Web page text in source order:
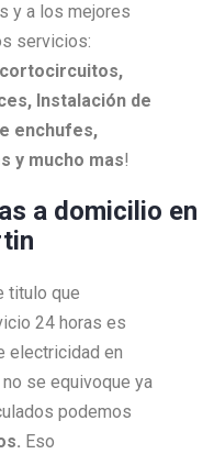
y a los mejores
servicios:
Instalación de
enchufes,
y mucho mas!
a domicilio en
titulo que
24 horas es
electricidad en
se equivoque ya
podemos
Eso